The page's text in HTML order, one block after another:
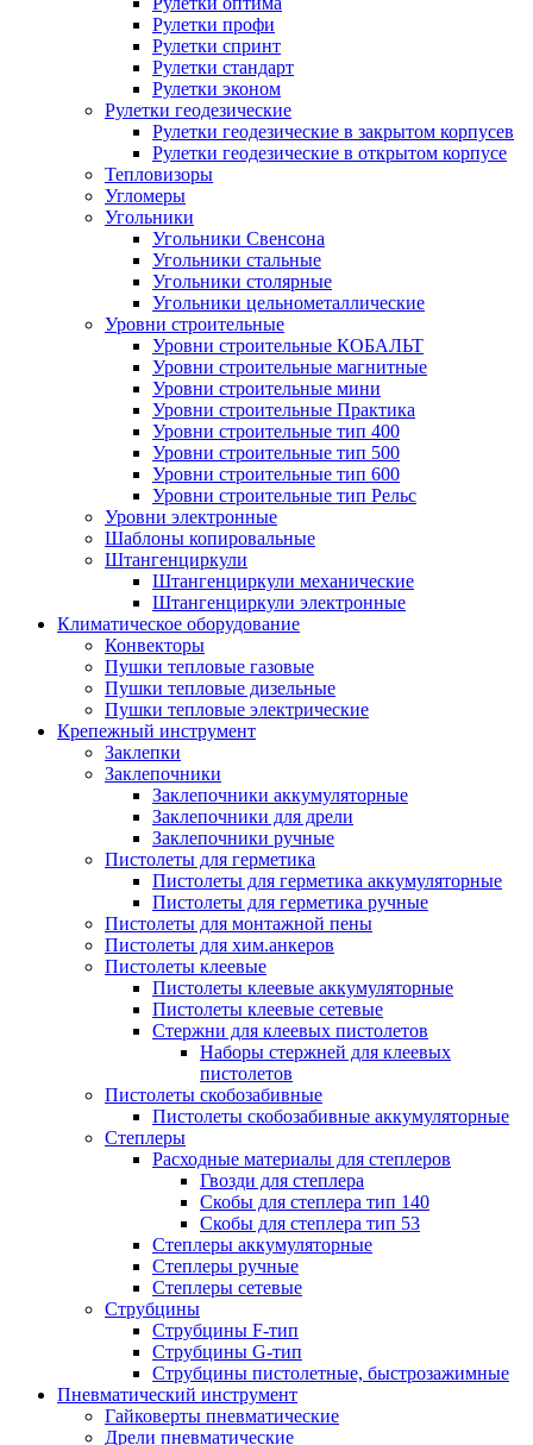
Рулетки профи
Рулетки спринт
Рулетки стандарт
Рулетки эконом
Рулетки геодезические
Рулетки геодезические в закрытом корпусев
Рулетки геодезические в открытом корпусе
Тепловизоры
Угломеры
Угольники
Угольники Свенсона
Угольники стальные
Угольники столярные
Угольники цельнометаллические
Уровни строительные
Уровни строительные КОБАЛЬТ
Уровни строительные магнитные
Уровни строительные мини
Уровни строительные Практика
Уровни строительные тип 400
Уровни строительные тип 500
Уровни строительные тип 600
Уровни строительные тип Рельс
Уровни электронные
Шаблоны копировальные
Штангенциркули
Штангенциркули механические
Штангенциркули электронные
Климатическое оборудование
Конвекторы
Пушки тепловые газовые
Пушки тепловые дизельные
Пушки тепловые электрические
Крепежный инструмент
Заклепки
Заклепочники
Заклепочники аккумуляторные
Заклепочники для дрели
Заклепочники ручные
Пистолеты для герметика
Пистолеты для герметика аккумуляторные
Пистолеты для герметика ручные
Пистолеты для монтажной пены
Пистолеты для хим.анкеров
Пистолеты клеевые
Пистолеты клеевые аккумуляторные
Пистолеты клеевые сетевые
Стержни для клеевых пистолетов
Наборы стержней для клеевых
пистолетов
Пистолеты скобозабивные
Пистолеты скобозабивные аккумуляторные
Степлеры
Расходные материалы для степлеров
Гвозди для степлера
Скобы для степлера тип 140
Скобы для степлера тип 53
Степлеры аккумуляторные
Степлеры ручные
Степлеры сетевые
Струбцины
Струбцины F-тип
Струбцины G-тип
Струбцины пистолетные, быстрозажимные
Пневматический инструмент
Гайковерты пневматические
Дрели пневматические